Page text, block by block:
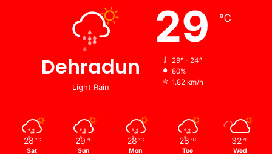
Dehradun
Light Rain
29 ℃
29º - 24º
80%
1.82 km/h
28 ℃
Sat
29 ℃
Sun
28 ℃
Mon
28 ℃
Tue
32 ℃
Wed